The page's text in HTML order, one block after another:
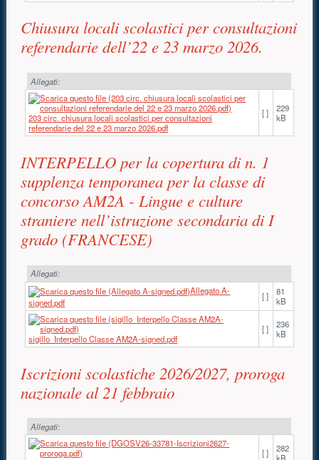
Chiusura locali scolastici per consultazioni
referendarie dell’22 e 23 marzo 2026.
Allegati:
203 circ. chiusura locali scolastici per consultazioni
referendarie del 22 e 23 marzo 2026.pdf
[ ]
229
kB
INTERPELLO per la copertura di n. 1
supplenza temporanea per la classe di
concorso AM2A - Lingue e culture
straniere nell’istruzione secondaria di I
grado (FRANCESE)
Allegati:
Allegato A-
signed.pdf
[ ]
81
kB
sigillo_Interpello Classe AM2A-signed.pdf
[ ]
236
kB
Iscrizioni scolastiche 2026/2027, proroga
nazionale al 21 febbraio
Allegati:
[ ]
282